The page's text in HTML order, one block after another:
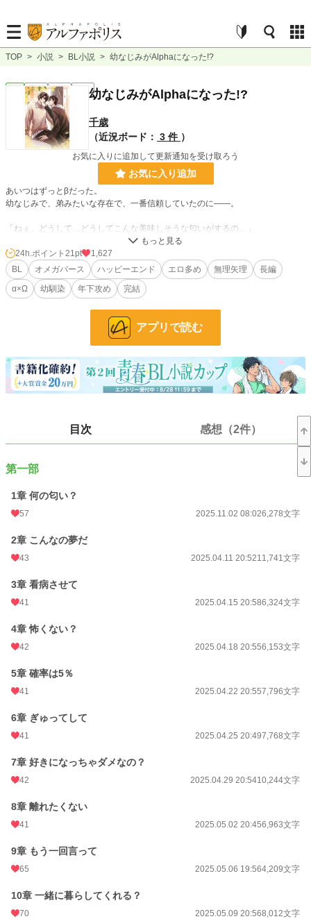
TOP > 小説 > BL小説 > 幼なじみがAlphaになった!?
完結 長編 幼なじみがAlphaになった!?
千歳
（近況ボード： 3 件 ）
お気に入りに追加して更新通知を受け取ろう
お気に入り追加
あいつはずっとβだった。
幼なじみで、弟みたいな存在で、一番信頼していたのに――。
「ねぇ、どうして…どうしてこんな美味しそうな匂いがするの…」
「けどさぁ…なんで変な匂いも混ざってるの」
一緒に暮らしていた幼なじみの突然のαへの分化。
理性と本能、抗いきれない欲望が二人の歯車を狂わせていく。
独占欲強めな年下α × 強がり甘え下手な年上Ω
幼なじみの恋が、身体ごと心を奪っていく。
【番外編】
オメガバースBL。
【登場人物紹介】
◆高瀬 晴斗（たかせ はると）／α（元β）／攻め
◆東条 陽汰（とうじょう ひなた）／Ω／受け
【番外編・登場人物】
◆東条 蓮（とうじょう れん）陽汰の父／α
---
【ご注意】
※無理やり／羞恥プレイ／連続絶頂／中出しなど激しめの描写あり。苦手な方は
ご注意ください。
※第一部→全10章（完結）／第二部→全9章(完結)／番外編→全11章(完結)
お気に入り
24h.ポイント 21 pt
文字数
更新日時 2026.03.06 19:50
初回公開日時
初回完結日時 2025.05.09 20:57
月間ポイント 1,605 pt (18,193 位)
24h.ポイント 21pt
1,627
BL
オメガバース ハッピーエンド エロ多め 無理矢理
長編
α×Ω
幼馴染 年下攻め 完結
アプリで読む
目次 感想（2件）
第一部
1章 何の匂い？
57 2025.11.02 08:026,278文字
2章 こんなの夢だ
43 2025.04.11 20:5211,741文字
3章 看病させて
41 2025.04.15 20:586,324文字
4章 怖くない？
42 2025.04.18 20:556,153文字
5章 確率は5％
41 2025.04.22 20:557,796文字
6章 ぎゅってして
41 2025.04.25 20:497,768文字
7章 好きになっちゃダメなの？
42 2025.04.29 20:5410,244文字
8章 離れたくない
41 2025.05.02 20:456,963文字
9章 もう一回言って
65 2025.05.06 19:564,209文字
10章 一緒に暮らしてくれる？
70 2025.05.09 20:568,012文字